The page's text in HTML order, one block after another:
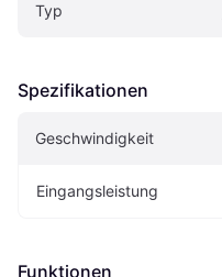
Typ
Spezifikationen
Geschwindigkeit
Eingangsleistung
Funktionen